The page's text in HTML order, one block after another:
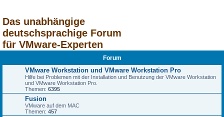
Das unabhängige
deutschsprachige Forum
für VMware-Experten
Forum
VMware Workstation und VMware Workstation Pro
Hilfe bei Problemen mit der Installation und Benutzung der VMware Workstation
und VMware Workstation Pro.
Themen: 6395
Fusion
VMware auf dem MAC
Themen: 457